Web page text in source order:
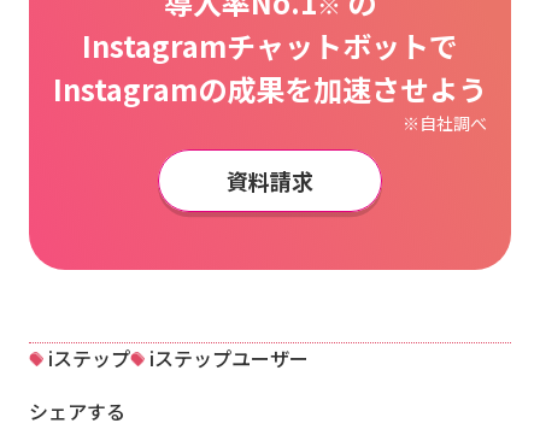
Instagramチャットボットで
Instagramの成果を加速させよう
※自社調べ
資料請求
iステップ
iステップユーザー
シェアする